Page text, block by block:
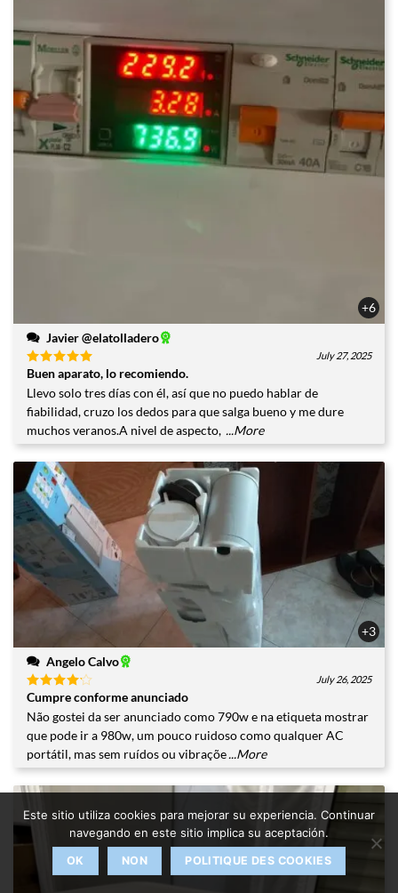
+6
Javier @elatolladero
Valorado
con
de
5
July 27, 2025
Buen aparato, lo recomiendo.
Llevo solo tres días con él, así que no puedo hablar de
fiabilidad, cruzo los dedos para que salga bueno y me dure
muchos veranos.A nivel de aspecto, ...More
+3
Angelo Calvo
Valorado
con
de 5
July 26, 2025
Cumpre conforme anunciado
Não gostei da ser anunciado como 790w e na etiqueta mostrar
que pode ir a 980w, um pouco ruidoso como qualquer AC
portátil, mas sem ruídos ou vibraçõe...More
Este sitio utiliza cookies para mejorar su experiencia. Continuar
navegando en este sitio implica su aceptación.
OK NON POLITIQUE DES COOKIES